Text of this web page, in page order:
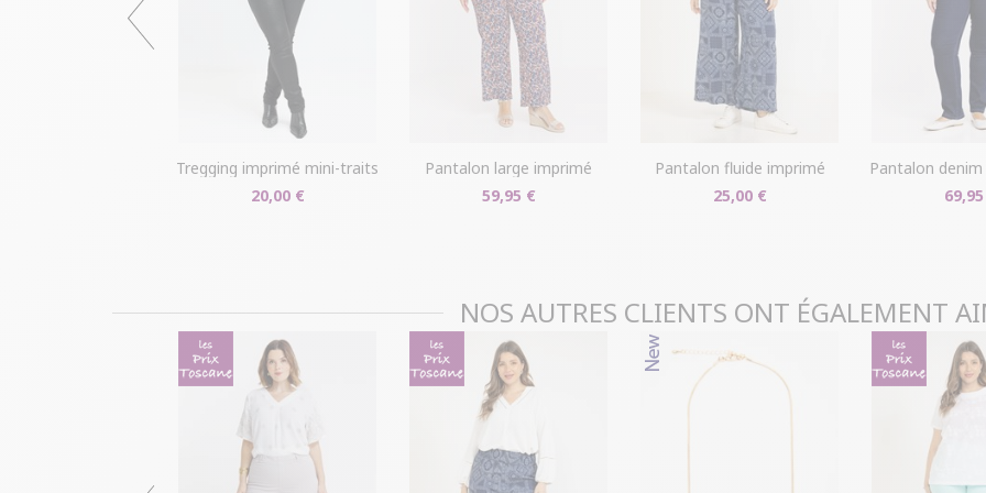
"Mes
Problème de
produit en
dans votre
tregging imprimé mini-traits
20,00 €
pantalon large imprimé
59,95 €
pantalon fluide imprimé
25,00 €
pantalon denim
NOS AUTRES CLIENTS ONT ÉGALEMENT